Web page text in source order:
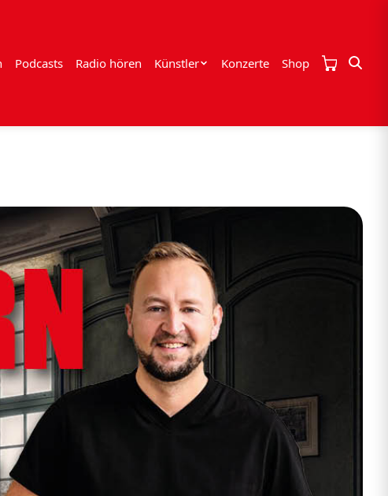
Podcasts Radio hören Künstler Konzerte Shop